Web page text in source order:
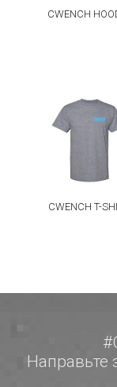
CWENCH
CWENCH T-
Направьте